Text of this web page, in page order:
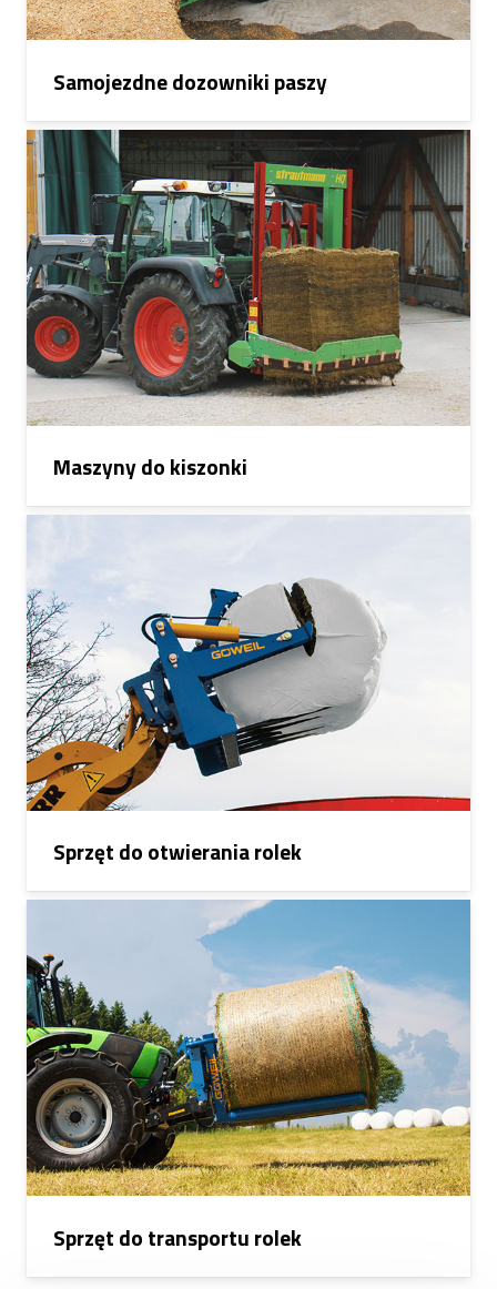
Samojezdne dozowniki paszy
Maszyny do kiszonki
Sprzęt do otwierania rolek
Sprzęt do transportu rolek